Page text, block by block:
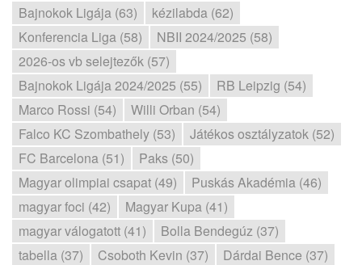
Bajnokok Ligája (63)
kézilabda (62)
Konferencia Liga (58)
NBII 2024/2025 (58)
2026-os vb selejtezők (57)
Bajnokok Ligája 2024/2025 (55)
RB Leipzig (54)
Marco Rossi (54)
Willi Orban (54)
Falco KC Szombathely (53)
Játékos osztályzatok (52)
FC Barcelona (51)
Paks (50)
Magyar olimpiai csapat (49)
Puskás Akadémia (46)
magyar foci (42)
Magyar Kupa (41)
magyar válogatott (41)
Bolla Bendegúz (37)
tabella (37)
Csoboth Kevin (37)
Dárdai Bence (37)